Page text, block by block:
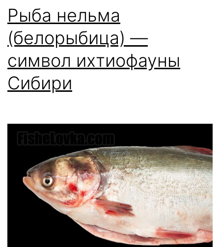
Рыба нельма
(белорыбица) —
символ ихтиофауны
Сибири